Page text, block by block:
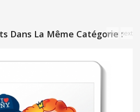
Dans La Même Catégorie :
prev next